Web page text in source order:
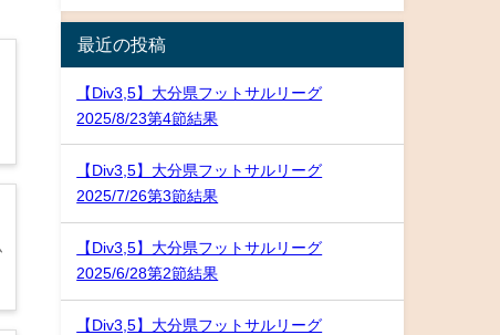
最近の投稿
【Div3,5】大分県フットサルリーグ
2025/8/23第4節結果
【Div3,5】大分県フットサルリーグ
2025/7/26第3節結果
【Div3,5】大分県フットサルリーグ
2025/6/28第2節結果
【Div3,5】大分県フットサルリーグ